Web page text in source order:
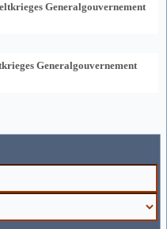
Generalgouvernement
Generalgouvernement